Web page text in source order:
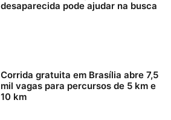
desaparecida pode ajudar na busca
Corrida gratuita em Brasília abre 7,5
mil vagas para percursos de 5 km e
10 km